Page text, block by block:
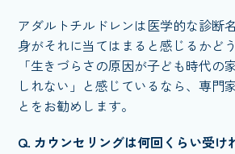
アダルトチルドレンは医学的な診断
身がそれに当てはまると感じるかど
「生きづらさの原因が子ども時代の
しれない」と感じているなら、専門
とをお勧めします。
Q. カウンセリングは何回くらい受け